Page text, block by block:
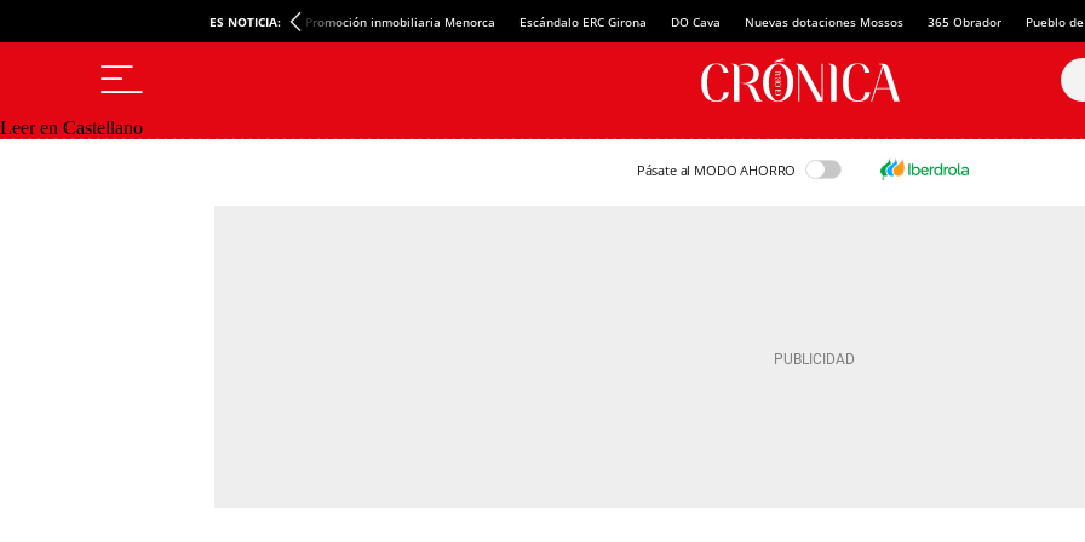
ES NOTICIA: Promoción inmobiliaria Menorca Escándalo ERC Girona DO Cava Nuevas dotaciones Mossos 365 Obrador Pueblo
Leer en Castellano
Pásate al MODO AHORRO